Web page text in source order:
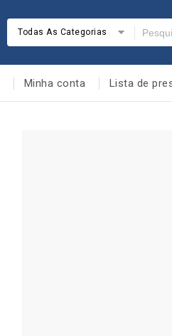
Todas As Categorias
Minha conta Lista de